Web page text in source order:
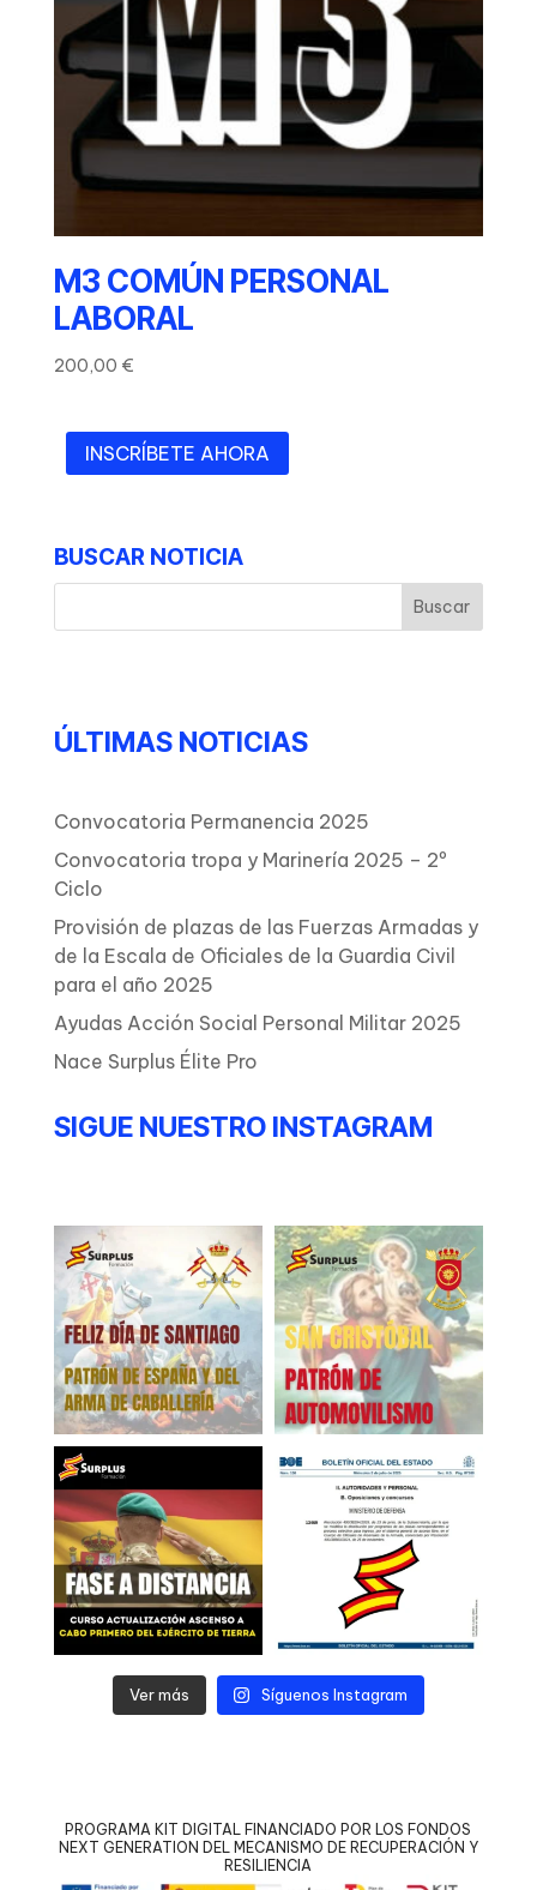
M3 COMÚN PERSONAL
LABORAL
200,00 €
INSCRÍBETE AHORA
BUSCAR NOTICIA
ÚLTIMAS NOTICIAS
Convocatoria Permanencia 2025
Convocatoria tropa y Marinería 2025 – 2º
Ciclo
Provisión de plazas de las Fuerzas Armadas y
de la Escala de Oficiales de la Guardia Civil
para el año 2025
Ayudas Acción Social Personal Militar 2025
Nace Surplus Élite Pro
SIGUE NUESTRO INSTAGRAM
Ver más Síguenos Instagram
PROGRAMA KIT DIGITAL FINANCIADO POR LOS FONDOS
NEXT GENERATION DEL MECANISMO DE RECUPERACIÓN Y
RESILIENCIA